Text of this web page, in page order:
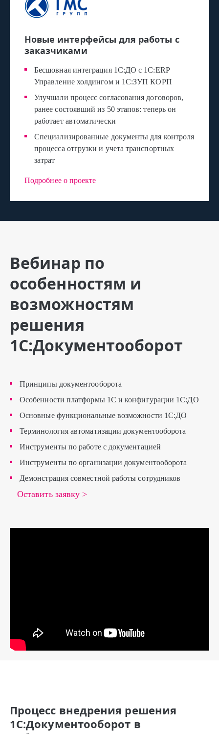
Новые интерфейсы для работы с
заказчиками
Бесшовная интеграция 1С:ДО с 1С:ERP
Управление холдингом и 1С:ЗУП КОРП
Улучшали процесс согласования договоров,
ранее состоявший из 50 этапов: теперь он
работает автоматически
Специализированные документы для контроля
процесса отгрузки и учета транспортных
затрат
Подробнее о проекте
Вебинар по
особенностям и
возможностям
решения
1С:Документооборот
Принципы документооборота
Особенности платформы 1С и конфигурации 1С:ДО
Основные функциональные возможности 1С:ДО
Терминология автоматизации документооборота
Инструменты по работе с документацией
Инструменты по организации документооборота
Демонстрация совместной работы сотрудников
Оставить заявку >
Процесс внедрения решения
1С:Документооборот в